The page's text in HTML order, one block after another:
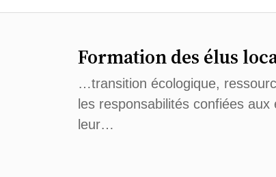
Formation des élus
…transition écologique,
les responsabilités confiées
leur…